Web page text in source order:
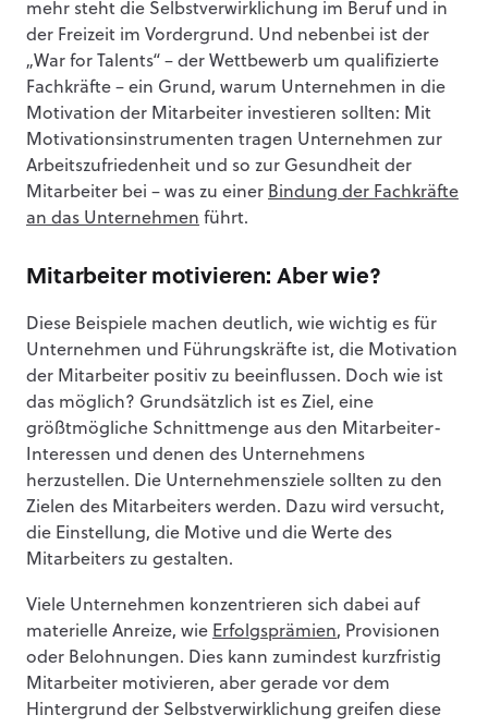
mehr steht die Selbstverwirklichung im Beruf und in
der Freizeit im Vordergrund. Und nebenbei ist der
„War for Talents“ – der Wettbewerb um qualifizierte
Fachkräfte – ein Grund, warum Unternehmen in die
Motivation der Mitarbeiter investieren sollten: Mit
Motivationsinstrumenten tragen Unternehmen zur
Arbeitszufriedenheit und so zur Gesundheit der
Mitarbeiter bei – was zu einer Bindung der Fachkräfte
an das Unternehmen führt.
Mitarbeiter motivieren: Aber wie?
Diese Beispiele machen deutlich, wie wichtig es für
Unternehmen und Führungskräfte ist, die Motivation
der Mitarbeiter positiv zu beeinflussen. Doch wie ist
das möglich? Grundsätzlich ist es Ziel, eine
größtmögliche Schnittmenge aus den Mitarbeiter-
Interessen und denen des Unternehmens
herzustellen. Die Unternehmensziele sollten zu den
Zielen des Mitarbeiters werden. Dazu wird versucht,
die Einstellung, die Motive und die Werte des
Mitarbeiters zu gestalten.
Viele Unternehmen konzentrieren sich dabei auf
materielle Anreize, wie Erfolgsprämien, Provisionen
oder Belohnungen. Dies kann zumindest kurzfristig
Mitarbeiter motivieren, aber gerade vor dem
Hintergrund der Selbstverwirklichung greifen diese